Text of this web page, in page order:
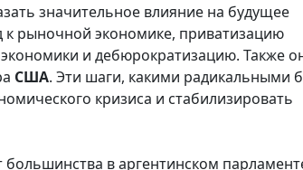
значительное влияние на будущее
к рыночной экономике, приватизацию
и дебюрократизацию. Также
США. Эти шаги, какими радикальными
кризиса и стабилизировать
большинства в аргентинском